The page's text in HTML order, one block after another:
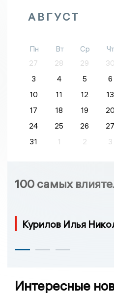
АВГУСТ
Пн Вт Ср Чт
27
28 29 30
3
4 5 6
10
11 12 13
17
18 19 20
24
25 26 27
31
1 2 3
100 самых
Курилов Илья
Интересные